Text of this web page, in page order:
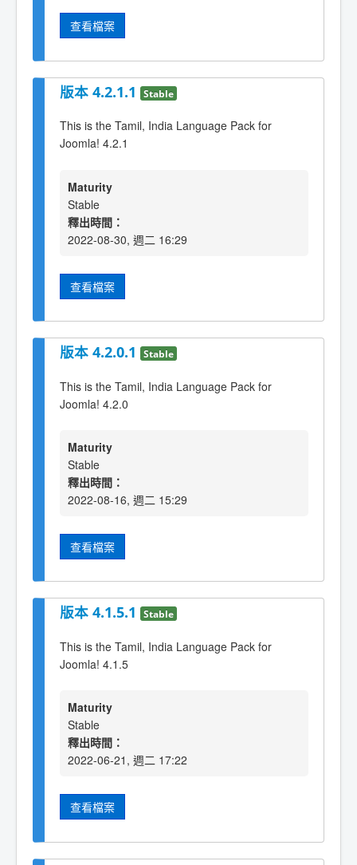
查看檔案
版本 4.2.1.1 Stable
This is the Tamil, India Language Pack for
Joomla! 4.2.1
Maturity
Stable
釋出時間：
2022-08-30, 週二 16:29
查看檔案
版本 4.2.0.1 Stable
This is the Tamil, India Language Pack for
Joomla! 4.2.0
Maturity
Stable
釋出時間：
2022-08-16, 週二 15:29
查看檔案
版本 4.1.5.1 Stable
This is the Tamil, India Language Pack for
Joomla! 4.1.5
Maturity
Stable
釋出時間：
2022-06-21, 週二 17:22
查看檔案